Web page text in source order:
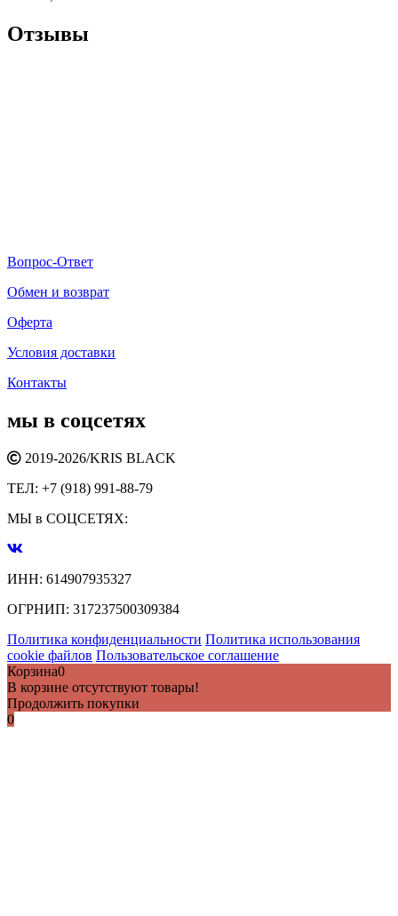
Отзывы
Вопрос-Ответ
Обмен и возврат
Оферта
Условия доставки
Контакты
мы в соцсетях
2019-2026/KRIS BLACK
ТЕЛ: +7 (918) 991-88-79
МЫ в СОЦСЕТЯХ:
ИНН: 614907935327
ОГРНИП: 317237500309384
Политика конфиденциальности Политика использования
cookie файлов Пользовательское соглашение
Корзина0
В корзине отсутствуют товары!
Продолжить покупки
0